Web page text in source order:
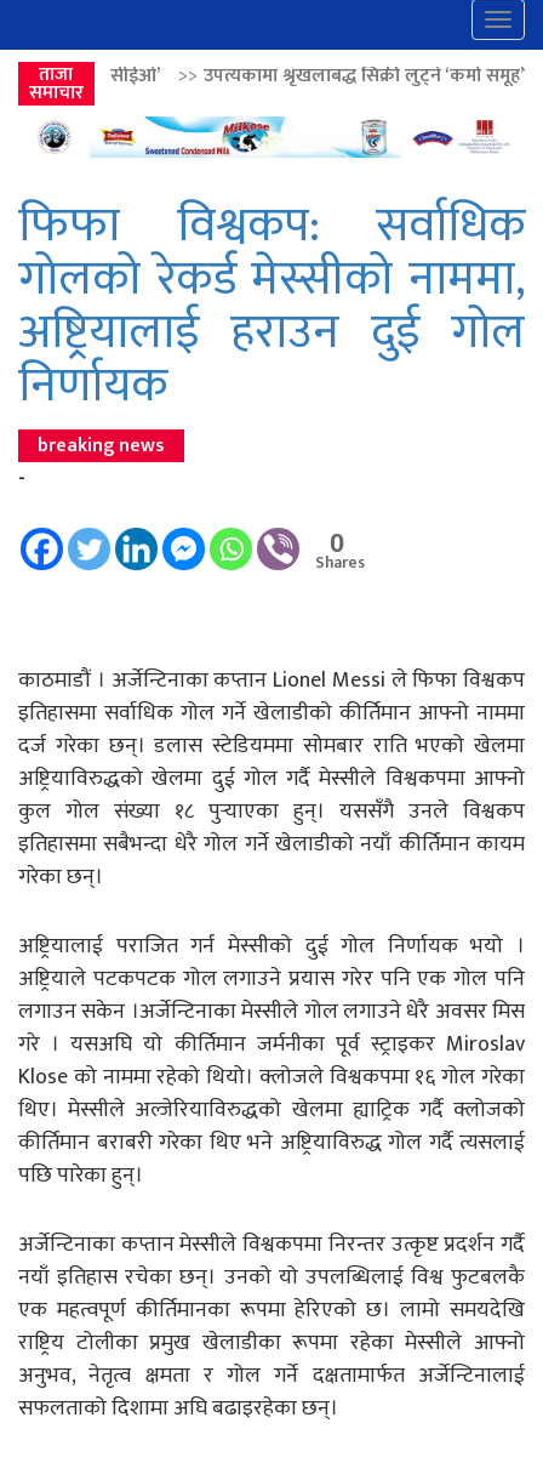
ताजा
समाचार
>>उपत्यकामा श्रृंखलाबद्ध सिक्री लुट्ने ‘कर्मा समूह’का नाइकेसहित पाँच
फिफा विश्वकप: सर्वाधिक
गोलको रेकर्ड मेस्सीको नाममा,
अष्ट्रियालाई हराउन दुई गोल
निर्णायक
breaking news
-
0
Shares
काठमाडौं । अर्जेन्टिनाका कप्तान Lionel Messi ले फिफा विश्वकप
इतिहासमा सर्वाधिक गोल गर्ने खेलाडीको कीर्तिमान आफ्नो नाममा
दर्ज गरेका छन्। डलास स्टेडियममा सोमबार राति भएको खेलमा
अष्ट्रियाविरुद्धको खेलमा दुई गोल गर्दै मेस्सीले विश्वकपमा आफ्नो
कुल गोल संख्या १८ पुर्‍याएका हुन्। यससँगै उनले विश्वकप
इतिहासमा सबैभन्दा धेरै गोल गर्ने खेलाडीको नयाँ कीर्तिमान कायम
गरेका छन्।
अष्ट्रियालाई पराजित गर्न मेस्सीको दुई गोल निर्णायक भयो ।
अष्ट्रियाले पटकपटक गोल लगाउने प्रयास गरेर पनि एक गोल पनि
लगाउन सकेन ।अर्जेन्टिनाका मेस्सीले गोल लगाउने धेरै अवसर मिस
गरे । यसअघि यो कीर्तिमान जर्मनीका पूर्व स्ट्राइकर Miroslav
Klose को नाममा रहेको थियो। क्लोजले विश्वकपमा १६ गोल गरेका
थिए। मेस्सीले अल्जेरियाविरुद्धको खेलमा ह्याट्रिक गर्दै क्लोजको
कीर्तिमान बराबरी गरेका थिए भने अष्ट्रियाविरुद्ध गोल गर्दै त्यसलाई
पछि पारेका हुन्।
अर्जेन्टिनाका कप्तान मेस्सीले विश्वकपमा निरन्तर उत्कृष्ट प्रदर्शन गर्दै
नयाँ इतिहास रचेका छन्। उनको यो उपलब्धिलाई विश्व फुटबलकै
एक महत्वपूर्ण कीर्तिमानका रूपमा हेरिएको छ। लामो समयदेखि
राष्ट्रिय टोलीका प्रमुख खेलाडीका रूपमा रहेका मेस्सीले आफ्नो
अनुभव, नेतृत्व क्षमता र गोल गर्ने दक्षतामार्फत अर्जेन्टिनालाई
सफलताको दिशामा अघि बढाइरहेका छन्।